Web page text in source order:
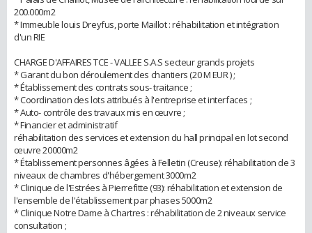
200.000m2
* Immeuble louis Dreyfus, porte Maillot : réhabilitation et intégration
d'un RIE
CHARGE D'AFFAIRES TCE - VALLEE S.A.S secteur grands projets
* Garant du bon déroulement des chantiers (20 M EUR ) ;
* Établissement des contrats sous- traitance ;
* Coordination des lots attribués à l'entreprise et interfaces ;
* Auto- contrôle des travaux mis en œuvre ;
* Financier et administratif
réhabilitation des services et extension du hall principal en lot second
œuvre 20000m2
* Établissement personnes âgées à Felletin (Creuse): réhabilitation de 3
niveaux de chambres d'hébergement 3000m2
* Clinique de l'Estrées à Pierrefitte (93): réhabilitation et extension de
l'ensemble de l'établissement par phases 5000m2
* Clinique Notre Dame à Chartres : réhabilitation de 2 niveaux service
consultation ;